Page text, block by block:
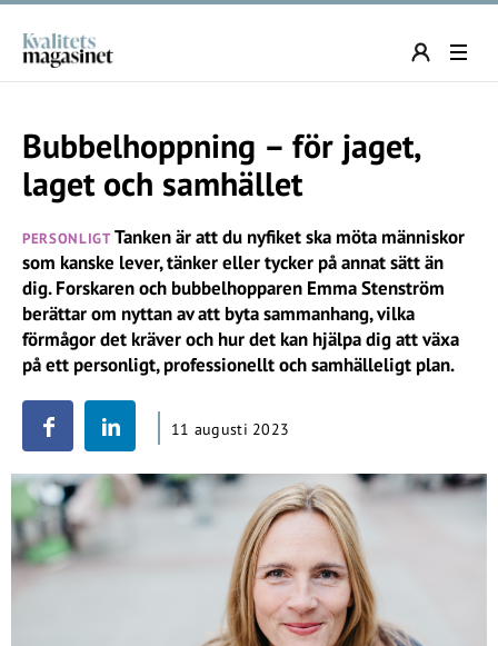
Bubbelhoppning – för jaget,
laget och samhället
PERSONLIGTTanken är att du nyfiket ska möta människor
som kanske lever, tänker eller tycker på annat sätt än
dig. Forskaren och bubbelhopparen Emma Stenström
berättar om nyttan av att byta sammanhang, vilka
förmågor det kräver och hur det kan hjälpa dig att växa
på ett personligt, professionellt och samhälleligt plan.
11 augusti 2023